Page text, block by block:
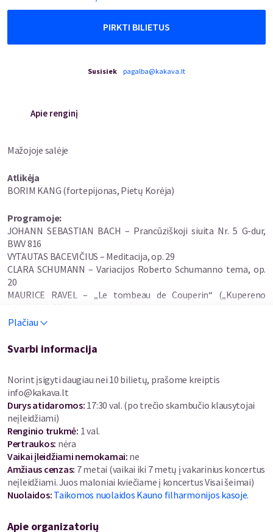
PIRKTI BILIETUS
Susisiek pagalba@kakava.lt
Apie renginį
Mažojoje salėje
Atlikėja
BORIM KANG (fortepijonas, Pietų Korėja)
Programoje:
JOHANN SEBASTIAN BACH – Prancūziškoji siuita Nr. 5 G-dur,
BWV 816
VYTAUTAS BACEVIČIUS – Meditacija, op. 29
CLARA SCHUMANN – Variacijos Roberto Schumanno tema, op.
20
MAURICE RAVEL – „Le tombeau de Couperin“ („Kupereno
pianistų konkurso IV vietos laureatę – kylančią fortepijono
atsidavimu klasikinei muzikai žinoma pianistė pripažinimą
pelnė koncertuodama ir dalyvaudama konkursuose tiek
nacionalinėse, tiek tarptautinėse scenose. Naujausia jos
programa, įkvėpta Lietuvoje praleisto laiko, jungia Vytauto
Bacevičiaus kūrybą su skirtingų epochų Europos
fortepijoninės muzikos šedevrais, atskleidžiančiais
atminties, pagarbos ir muzikinio palikimo temas.
B. Kang muzikinė kelionė prasidėjo dar vaikystėje. 2024 m. keliai
ją atvedė į Lietuvą – ji dalyvavo mainų programoje Vytauto
Didžiojo universiteto Muzikos akademijoje. Ryškiausi pastarųjų
Orchestra“, „Grand Prix“ laimėjimas 7-ajame tarptautiniame
Plačiau
Svarbi informacija
Norint įsigyti daugiau nei 10 bilietų, prašome kreiptis
info@kakava.lt
Durys atidaromos: 17:30 val. (po trečio skambučio klausytojai
neįleidžiami)
Renginio trukmė: 1 val.
Pertraukos: nėra
Vaikai įleidžiami nemokamai: ne
Amžiaus cenzas: 7 metai (vaikai iki 7 metų į vakarinius koncertus
neįleidžiami. Juos maloniai kviečiame į koncertus Visai šeimai)
Nuolaidos: Taikomos nuolaidos Kauno filharmonijos kasoje.
Apie organizatorių